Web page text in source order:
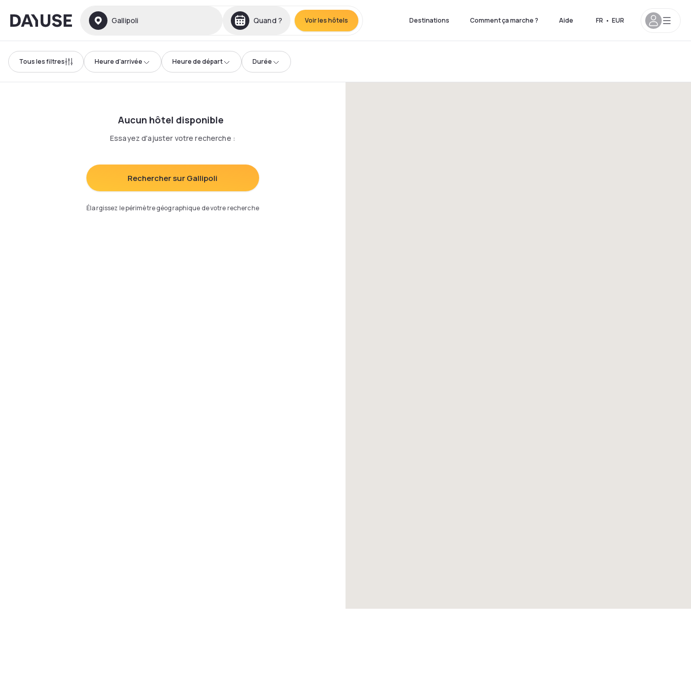
Dayuse Gallipoli Quand ? Voir les hôtels Destinations Comment ça marche ? Aide FR • EUR
Tous les filtres Heure d'arrivée Heure de départ Durée
Aucun hôtel disponible
Essayez d'ajuster votre recherche :
Rechercher sur Gallipoli
Élargissez le périmètre géographique de votre recherche